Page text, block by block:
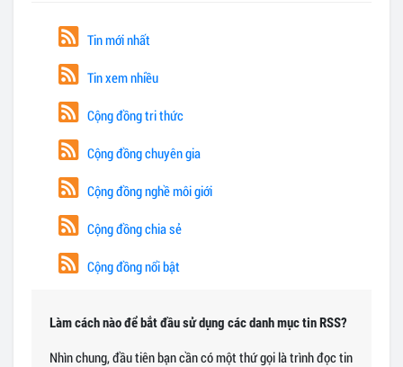
Tin mới nhất
Tin xem nhiều
Cộng đồng tri thức
Cộng đồng chuyên gia
Cộng đồng nghề môi giới
Cộng đồng chia sẻ
Cộng đồng nổi bật
Làm cách nào để bắt đầu sử dụng các danh mục tin RSS?
Nhìn chung, đầu tiên bạn cần có một thứ gọi là trình đọc tin